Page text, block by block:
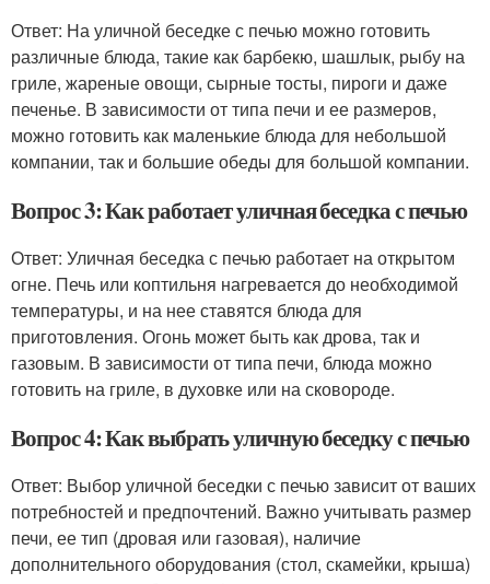
Ответ: На уличной беседке с печью можно готовить
различные блюда, такие как барбекю, шашлык, рыбу на
гриле, жареные овощи, сырные тосты, пироги и даже
печенье. В зависимости от типа печи и ее размеров,
можно готовить как маленькие блюда для небольшой
компании, так и большие обеды для большой компании.
Вопрос 3: Как работает уличная беседка с печью
Ответ: Уличная беседка с печью работает на открытом
огне. Печь или коптильня нагревается до необходимой
температуры, и на нее ставятся блюда для
приготовления. Огонь может быть как дрова, так и
газовым. В зависимости от типа печи, блюда можно
готовить на гриле, в духовке или на сковороде.
Вопрос 4: Как выбрать уличную беседку с печью
Ответ: Выбор уличной беседки с печью зависит от ваших
потребностей и предпочтений. Важно учитывать размер
печи, ее тип (дровая или газовая), наличие
дополнительного оборудования (стол, скамейки, крыша)